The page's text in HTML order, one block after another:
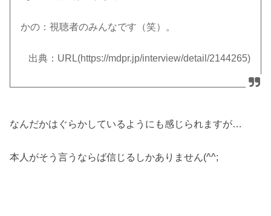
かの：視聴者のみんなです（笑）。
出典：URL(https://mdpr.jp/interview/detail/2144265)
なんだかはぐらかしているようにも感じられますが…
本人がそう言うならば信じるしかありません(^^;